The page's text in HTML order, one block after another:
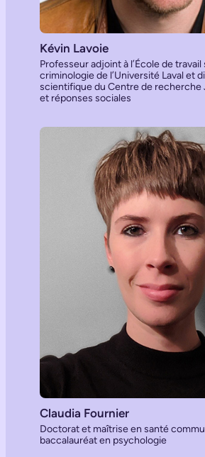
Kévin Lavoie
Professeur adjoint à l’École de
criminologie de l’Université Laval et
scientifique du Centre de recherche
et réponses sociales
Claudia Fournier
Doctorat et maîtrise en santé
baccalauréat en psychologie